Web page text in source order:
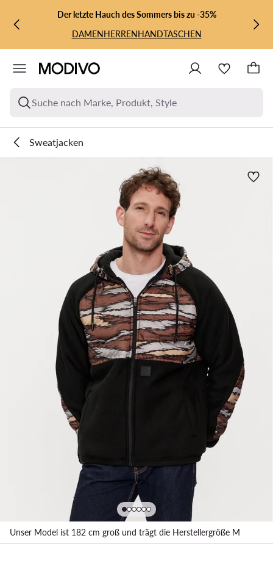
ZUM HAUPTINHALT SPRINGEN
ZUR SUCHEDer letzte Hauch des Sommers bis zu -35%
DAMENHERRENHANDTASCHEN
Suche nach Marke, Produkt, Style
Sweatjacken
Unser Model ist 182 cm groß und trägt die Herstellergröße M